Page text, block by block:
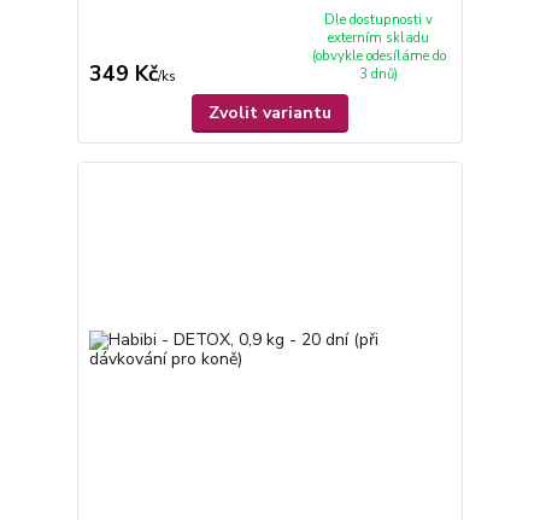
349 Kč/ks
Dle dostupnosti v
externím skladu
(obvykle odesíláme do
3 dnů)
Zvolit variantu